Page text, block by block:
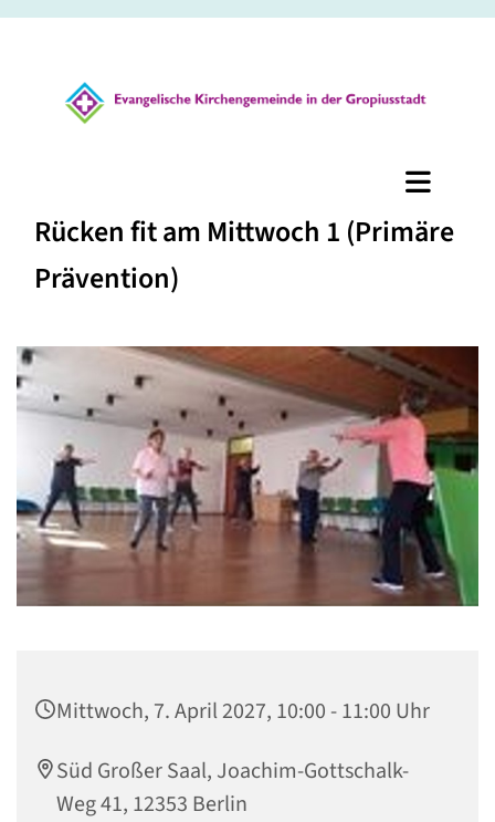
Rücken fit am Mittwoch 1 (Primäre
Prävention)
Mittwoch, 7. April 2027, 10:00 - 11:00 Uhr
Süd Großer Saal, Joachim-Gottschalk-
Weg 41, 12353 Berlin